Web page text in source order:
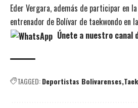
Eder Vergara, además de participar en
entrenador de Bolívar de taekwondo en
Únete a nuestro canal
TAGGED:Deportistas Bolivarenses